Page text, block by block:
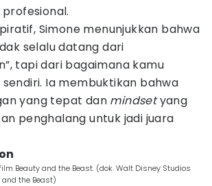
Simone menunjukkan bahwa
selalu datang dari
tapi dari bagaimana kamu
Ia membuktikan bahwa
yang tepat dan mindsetyang
penghalang untuk jadi juara
Beauty and the Beast. (dok. Walt Disney Studios
the Beast)